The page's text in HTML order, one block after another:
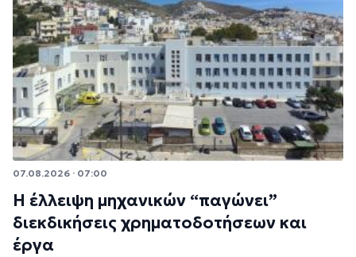
07.08.2026 · 07:00
Η έλλειψη μηχανικών “παγώνει”
διεκδικήσεις χρηματοδοτήσεων και
έργα